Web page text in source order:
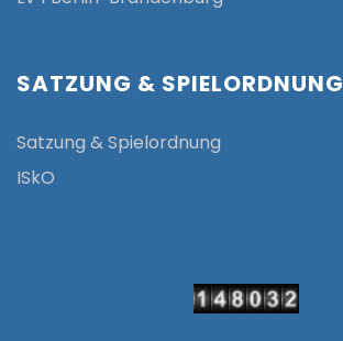
SATZUNG & SPIELORDNUNG
Satzung & Spielordnung
ISkO